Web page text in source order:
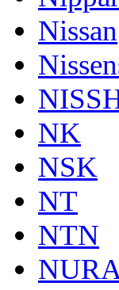
Nissan
NK
NSK
NT
NTN